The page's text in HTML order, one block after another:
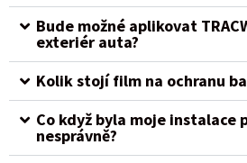
Bude možné aplikovat
exteriér auta?
Kolik stojí film na ochranu
Co když byla moje instalace
nesprávně?